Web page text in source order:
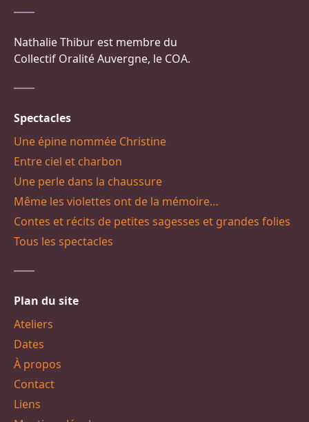
Nathalie Thibur est membre du
Collectif Oralité Auvergne, le COA.
Spectacles
Une épine nommée Christine
Entre ciel et charbon
Une perle dans la chaussure
Même les violettes ont de la mémoire…
Contes et récits de petites sagesses et grandes folies
Tous les spectacles
Plan du site
Ateliers
Dates
À propos
Contact
Liens